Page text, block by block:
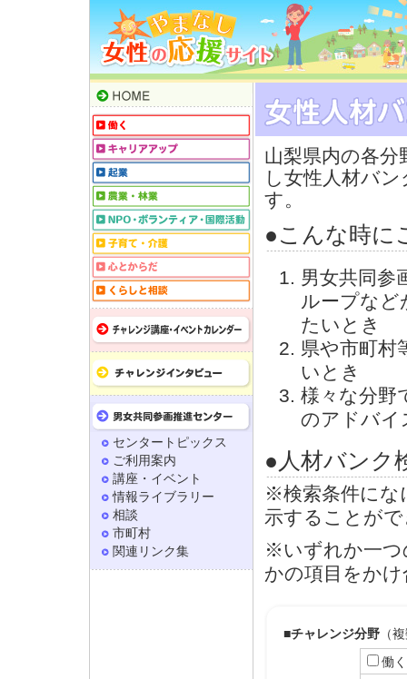
山梨県内の各
し女性人材バ
す。
●こんな時に
男女共同参
ループなど
たいとき
県や市町村
いとき
様々な分野
のアドバ
●人材バンク
※検索条件にな
示することが
※いずれか一つ
かの項目をか
■チャレンジ分野 （
働く
センタートピックス
ご利用案内
講座・イベント
情報ライブラリー
相談
市町村
関連リンク集